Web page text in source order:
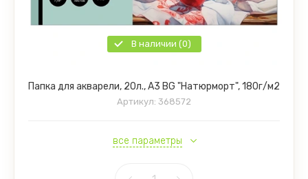
В наличии (0)
Папка для акварели, 20л., А3 BG "Натюрморт", 180г/м2
Артикул: 368572
все параметры